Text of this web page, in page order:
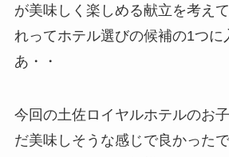
が美味しく楽しめる献立を考え
れってホテル選びの候補の1つに
あ・・
今回の土佐ロイヤルホテルのお
だ美味しそうな感じで良かったで